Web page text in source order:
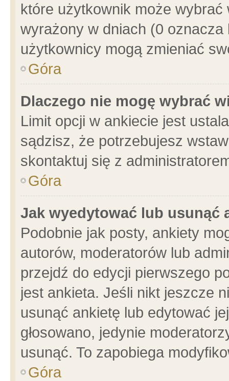
które użytkownik może
wyrażony w dniach (0
użytkownicy mogą zmieniać
Góra
Dlaczego nie mogę wybrać
Limit opcji w ankiecie jest
sądzisz, że potrzebujesz
skontaktuj się z
Góra
Jak wyedytować lub usunąć
Podobnie jak posty, ankiety
autorów, moderatorów lub
przejdź do edycji pierwszego
jest ankieta. Jeśli nikt jeszcze
usunąć ankietę lub edytować
głosowano, jedynie
usunąć. To zapobiega
Góra